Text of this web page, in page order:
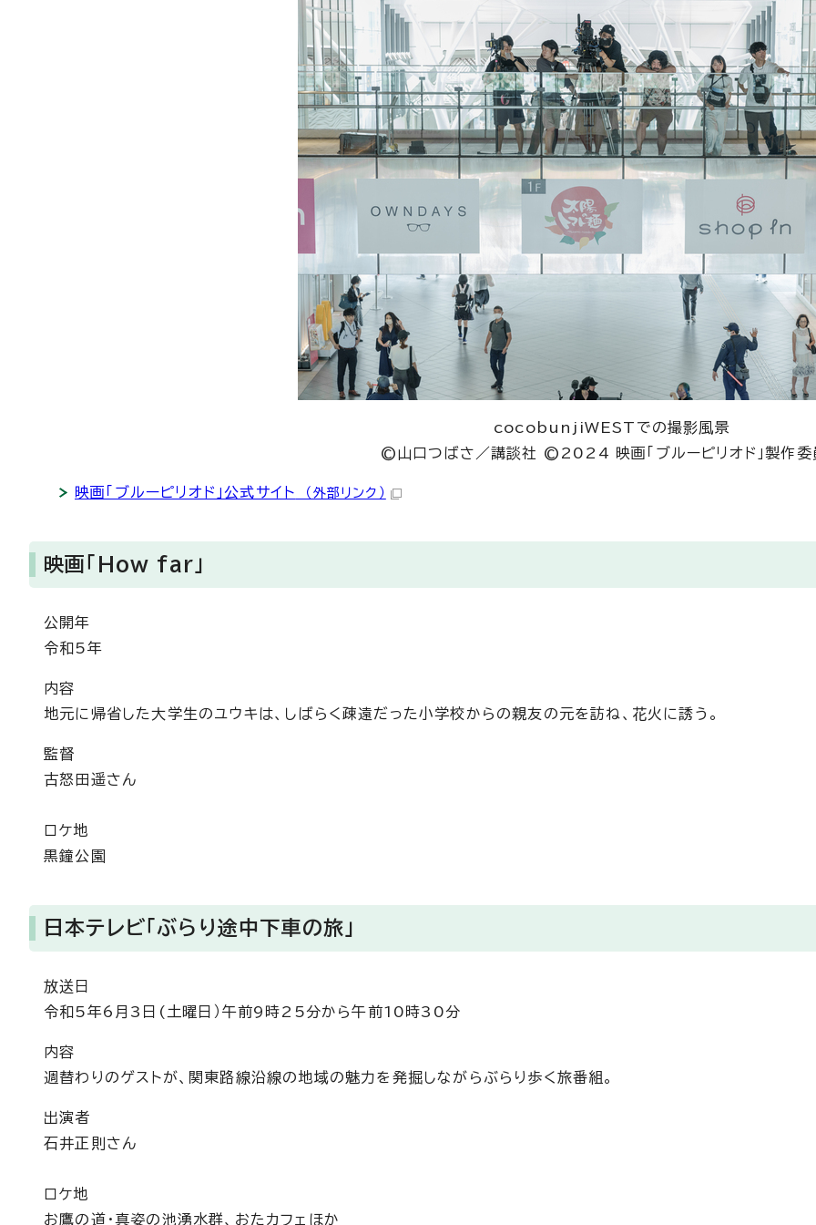
cocobunjiWESTでの撮影風景
©山口つばさ／講談社 ©2024 映画「ブルーピリオド」製作委
映画「ブルーピリオド」公式サイト （外部リンク）
映画「How far」
公開年
令和5年
内容
地元に帰省した大学生のユウキは、しばらく疎遠だった小学校からの親友の元を訪ね、花火に誘う。
監督
古怒田遥さん
ロケ地
黒鐘公園
日本テレビ「ぶらり途中下車の旅」
放送日
令和5年6月3日(土曜日）午前9時25分から午前10時30分
内容
週替わりのゲストが、関東路線沿線の地域の魅力を発掘しながらぶらり歩く旅番組。
出演者
石井正則さん
ロケ地
お鷹の道・真姿の池湧水群、おたカフェほか